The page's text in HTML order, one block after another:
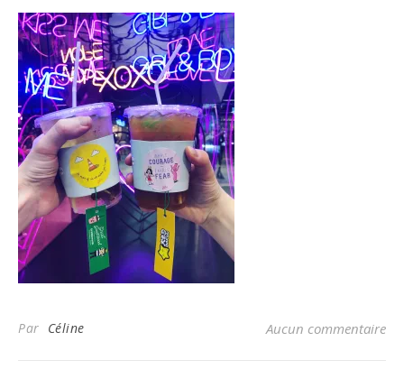
Par Céline Aucun commentaire